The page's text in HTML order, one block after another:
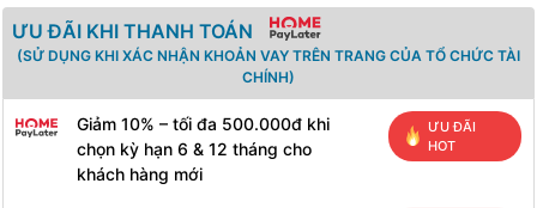
ƯU ĐÃI KHI THANH TOÁN
(SỬ DỤNG KHI XÁC NHẬN KHOẢN VAY TRÊN TRANG CỦA TỔ CHỨC TÀI
CHÍNH)
Giảm 10% – tối đa 500.000đ khi
chọn kỳ hạn 6 & 12 tháng cho
khách hàng mới
ƯU ĐÃI
HOT